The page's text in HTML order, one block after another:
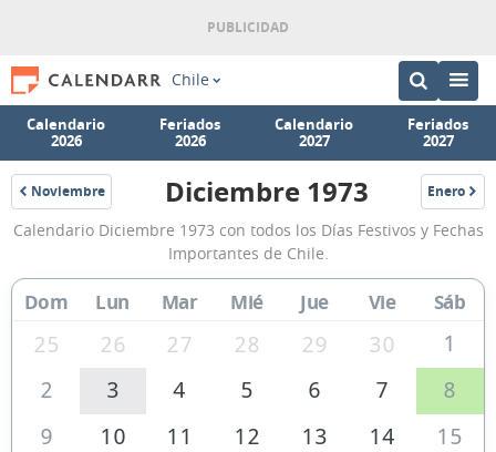
Chile
Calendario
2026
Feriados
2026
Calendario
2027
Feriados
2027
Noviembre
1973
Calendario
Diciembre
1973
Chile
Diciembre 1973 Enero
1974
Calendario Diciembre 1973 con todos los Días Festivos y Fechas
Importantes de Chile.
Dom Lun Mar Mié Jue Vie Sáb
25 26 27 28 29 30
1
2
3 4 5 6 7
8
9
10 11 12 13 14
15